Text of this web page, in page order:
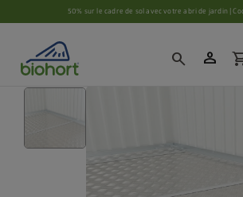
Paramètres des cookies50% sur le cadre de sol avec votre abri de jardin |
search person